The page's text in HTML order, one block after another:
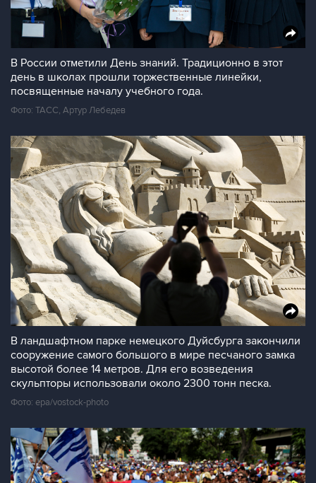
В России отметили День знаний. Традиционно в этот
день в школах прошли торжественные линейки,
посвященные началу учебного года.
Фото: ТАСС, Артур Лебедев
В ландшафтном парке немецкого Дуйсбурга закончили
сооружение самого большого в мире песчаного замка
высотой более 14 метров. Для его возведения
скульпторы использовали около 2300 тонн песка.
Фото: epa/vostock-photo